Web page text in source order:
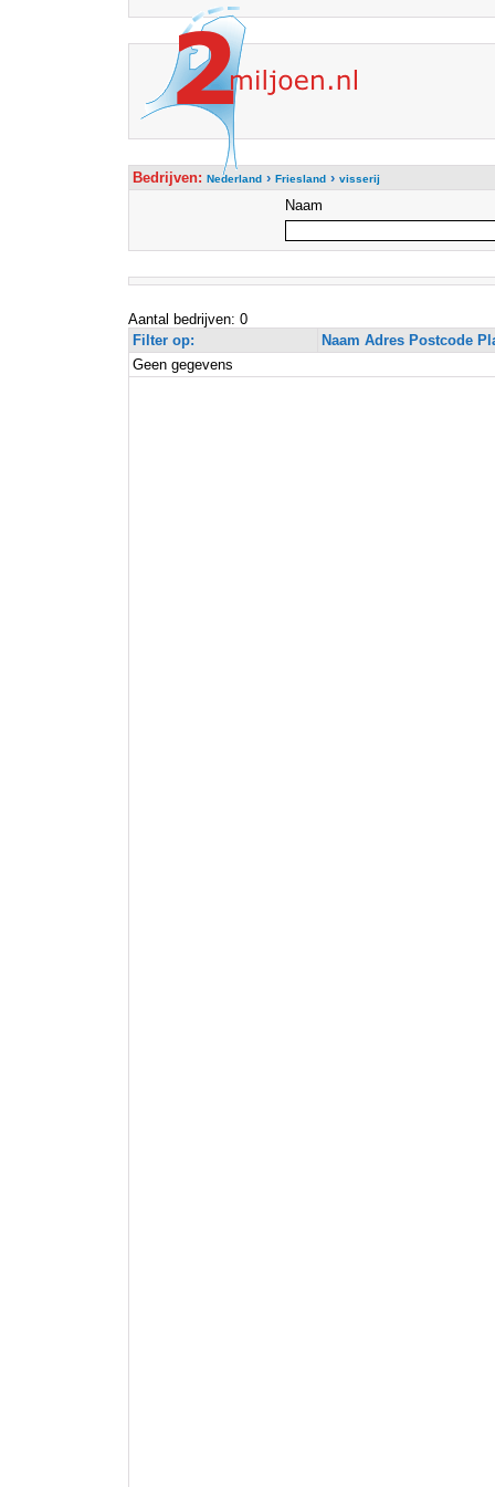
Bedrijven: Nederland› Friesland› visserij
Naam
Aantal bedrijven: 0
Filter op:
Naam Adres Postcode
Geen gegevens